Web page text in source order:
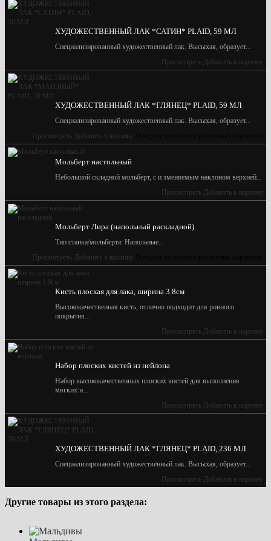
ХУДОЖЕСТВЕННЫЙ ЛАК *САТИН* PLAID, 59 МЛ
Специализированный художественный лак. Высыхая, образует...
Просмотреть Добавить в корзину
ХУДОЖЕСТВЕННЫЙ ЛАК *ГЛЯНЕЦ* PLAID, 59 МЛ
Специализированный художественный лак. Высыхая, образует...
Просмотреть Добавить в корзину
Мольберт настольный
Небольшой складной мольберт, с и зменяемым наклоном верхней...
Просмотреть Добавить в корзину
Мольберт Лира (напольный раскладной)
Тип станка/мольберта: Напольные...
Просмотреть Добавить в корзину
Кисть плоская для лака, ширина 3.8см
Высококачественная кисть, отлично подходит для ровного
покрытия...
Просмотреть Добавить в корзину
Набор плоских кистей из нейлона
Набор высококачественных плоских кистей для выполнения
мягких и...
Просмотреть Добавить в корзину
ХУДОЖЕСТВЕННЫЙ ЛАК *ГЛЯНЕЦ* PLAID, 236 МЛ
Специализированный художественный лак. Высыхая, образует...
Просмотреть Добавить в корзину
Другие товары из этого раздела: